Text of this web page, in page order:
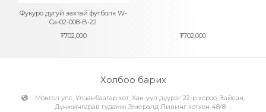
Фукуро дугуй захтай футболк W-
Ca-02-008-B-22
702,000
₮ 702,000
₮
Холбоо барих
Монгол улс, Улаанбаатар хот, Хан-уул дүүрэг 22-р хороо, Зайсан,
Дүнжингарав гудамж Эмералд Ливинг хотхон 48/8